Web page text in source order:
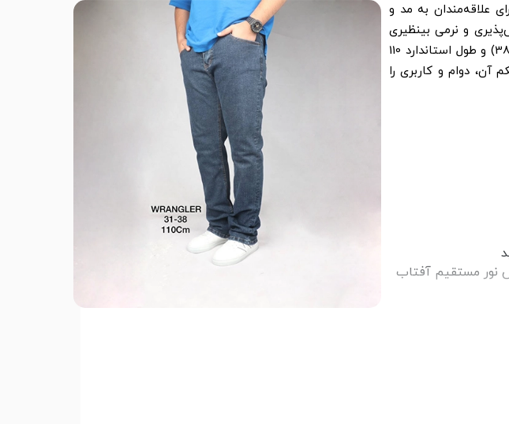
علاقه‌مندان به مد و
و نرمی بینظیری
دارد و برای استفاده‌ی روزمره یا فعالیت‌های سبک ایده‌آل است. اندازه‌بندی دقیق (سایز 31-38) و طول استاندارد 110
دوام و کاربری را
نور مستقیم آفتاب